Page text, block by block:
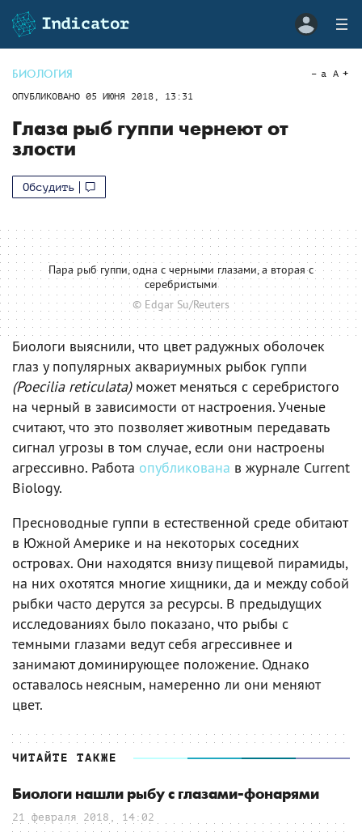
БИОЛОГИЯ
ОПУБЛИКОВАНО 05 ИЮНЯ 2018, 13:31
a A
Глаза рыб гуппи чернеют от
злости
Обсудить
Пара рыб гуппи, одна с черными глазами, а вторая с
серебристыми
© Edgar Su/Reuters
Биологи выяснили, что цвет радужных оболочек
глаз у популярных аквариумных рыбок гуппи
(Poecilia reticulata)может меняться с серебристого
на черный в зависимости от настроения. Ученые
считают, что это позволяет животным передавать
сигнал угрозы в том случае, если они настроены
агрессивно. Работа опубликована в журнале Current
Biology.
Пресноводные гуппи в естественной среде обитают
в Южной Америке и на некоторых соседних
островах. Они находятся внизу пищевой пирамиды,
на них охотятся многие хищники, да и между собой
рыбки часто дерутся за ресурсы. В предыдущих
исследованиях было показано, что рыбы с
темными глазами ведут себя агрессивнее и
занимают доминирующее положение. Однако
оставалось неясным, намеренно ли они меняют
цвет.
ЧИТАЙТЕ ТАКЖЕ
Биологи нашли рыбу с глазами-фонарями
21 февраля 2018, 14:02